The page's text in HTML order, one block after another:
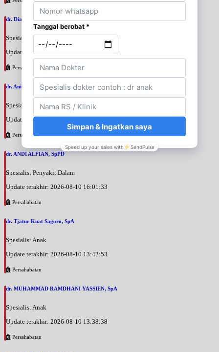
dr. Diana Paramita, SpPDKHOM
Spesialis: Penyakit Dalam
Update terakhir: 2026-08-10 16:21:18
Persahabatan
dr. Anindita Rachmawati, MBiomed
Spesialis: Penyakit Dalam
Update terakhir: 2026-08-10 16:06:47
Persahabatan
dr. ANDI ALFIAN, SpPD
Spesialis: Penyakit Dalam
Update terakhir: 2026-08-10 16:01:33
Persahabatan
dr. Tjatur Kuat Sagoro, SpA
Spesialis: Anak
Update terakhir: 2026-08-10 13:42:53
Persahabatan
dr. MUHAMMAD RAMDHANI YASSIEN, SpA
Spesialis: Anak
Update terakhir: 2026-08-10 13:38:38
Persahabatan